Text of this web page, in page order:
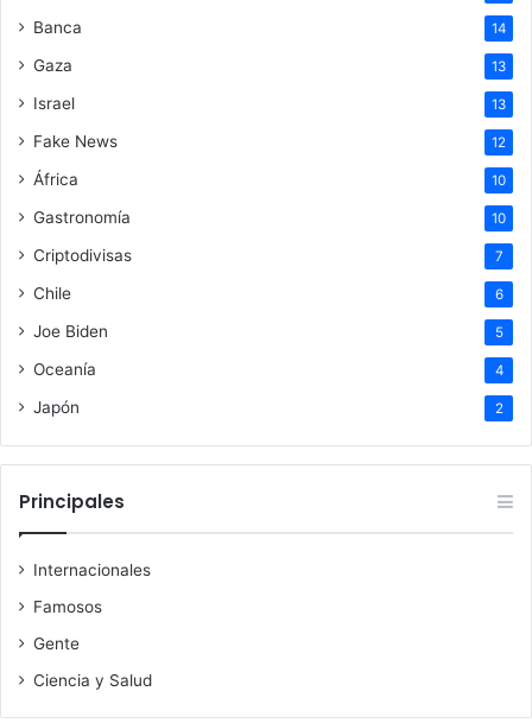
Banca 14
Gaza 13
Israel 13
Fake News 12
África 10
Gastronomía 10
Criptodivisas 7
Chile 6
Joe Biden 5
Oceanía 4
Japón 2
Principales
Internacionales
Famosos
Gente
Ciencia y Salud